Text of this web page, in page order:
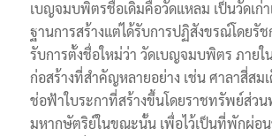
เบญจมบพิตรชื่อเดิมคือวัดแหลม เป็นวัดเก่
ฐานการสร้างแต่ได้รับการปฏิสังขรณ์โดยรั
รับการตั้งชื่อใหม่ว่า วัดเบญจมบพิตร ภายใ
ก่อสร้างที่สำคัญหลายอย่าง เช่น ศาลาสี่สม
ช่อฟ้าใบระกาที่สร้างขึ้นโดยราชทรัพย์ส่ว
มหากษัตริย์ในขณะนั้น เพื่อไว้เป็นที่พักผ่อ